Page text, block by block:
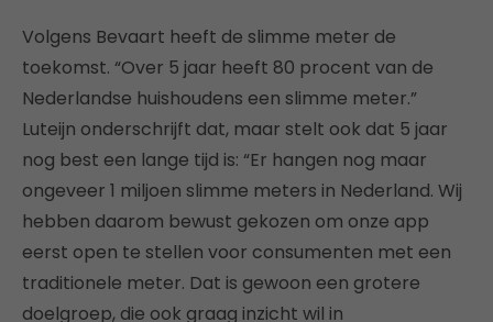
Volgens Bevaart heeft de slimme meter de
toekomst. “Over 5 jaar heeft 80 procent van de
Nederlandse huishoudens een slimme meter.”
Luteijn onderschrijft dat, maar stelt ook dat 5 jaar
nog best een lange tijd is: “Er hangen nog maar
ongeveer 1 miljoen slimme meters in Nederland. Wij
hebben daarom bewust gekozen om onze app
eerst open te stellen voor consumenten met een
traditionele meter. Dat is gewoon een grotere
doelgroep, die ook graag inzicht wil in